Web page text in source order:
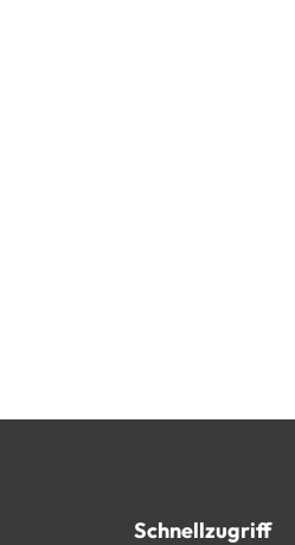
Schnellzugriff